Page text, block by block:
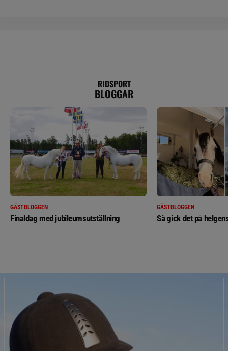
RIDSPORT
BLOGGAR
GÄSTBLOGGEN
Finaldag med jubileumsutställning
GÄSTBLOGGEN
Så gick det på